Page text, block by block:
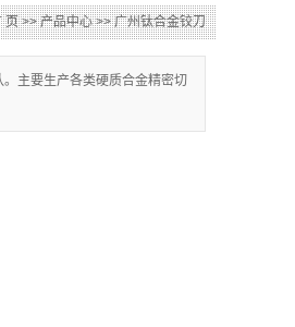
页>>产品中心>>广州钛合金铰刀
主要生产各类硬质合金精密切